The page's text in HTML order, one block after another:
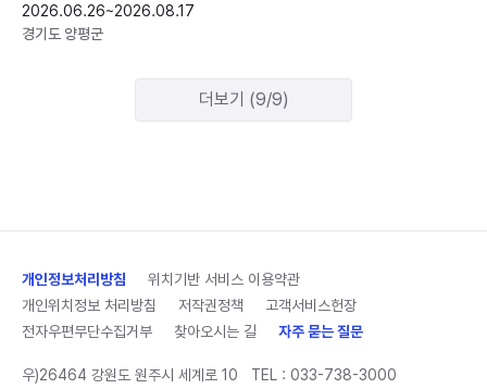
2026.06.26~2026.08.17
경기도 양평군
더보기 (9/9)
개인정보처리방침
위치기반 서비스 이용약관
개인위치정보 처리방침
저작권정책
고객서비스헌장
전자우편무단수집거부
찾아오시는 길 자주 묻는 질문
우)26464 강원도 원주시 세계로 10 TEL : 033-738-3000